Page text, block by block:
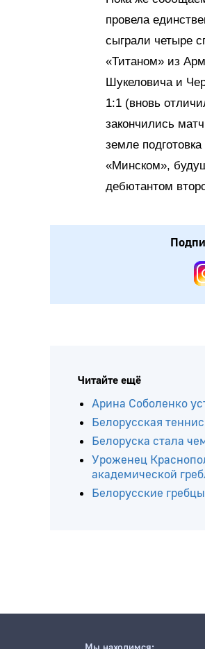
провела
сыграли четыре
«Титаном» из
Шукеловича и
1:1 (вновь
закончились
земле
«Минском»,
дебютантом
Подписывайтесь
Читайте ещё
Арина Соболенко
Белорусская
Белоруска стала